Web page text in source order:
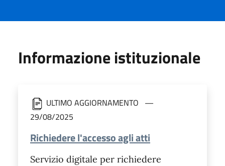
Informazione istituzionale
ULTIMO AGGIORNAMENTO
29/08/2025
Richiedere l'accesso agli atti
Servizio digitale per richiedere